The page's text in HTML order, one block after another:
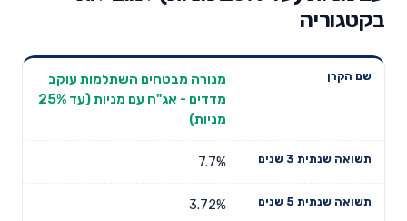
בקטגוריה
שנתית 3
תשואה
שנתית 5
דמי ניהול
שנתיים
מנורה מבטחים השתלמות עוקב
מדדים - אג"ח עם מניות (עד 25%
מניות)
7.7%
3.72%